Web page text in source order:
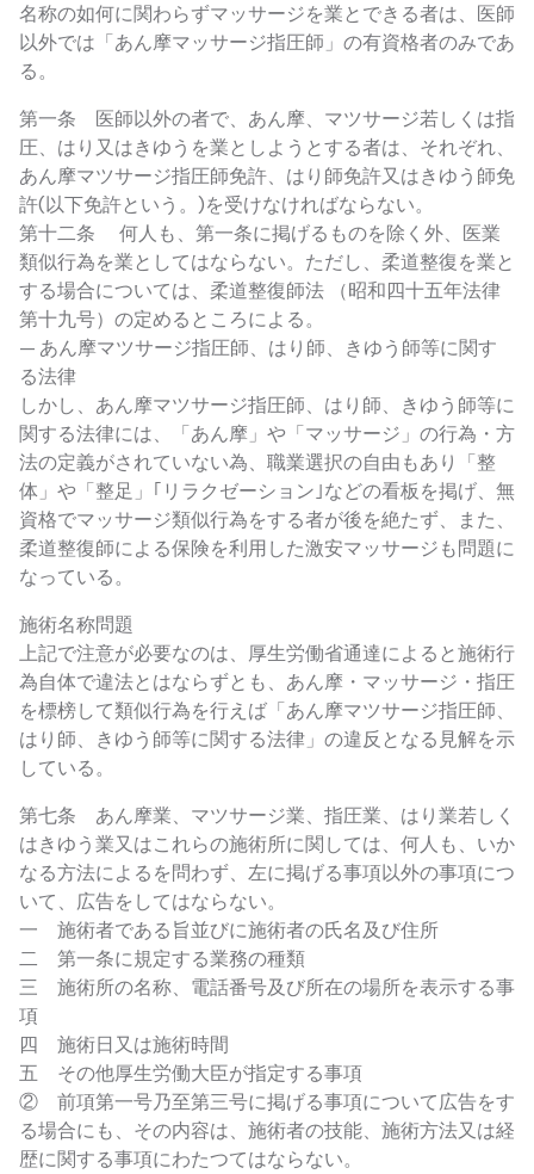
名称の如何に関わらずマッサージを業とできる者は、医師
以外では「あん摩マッサージ指圧師」の有資格者のみであ
る。
第一条 医師以外の者で、あん摩、マツサージ若しくは指
圧、はり又はきゆうを業としようとする者は、それぞれ、
あん摩マツサージ指圧師免許、はり師免許又はきゆう師免
許(以下免許という。)を受けなければならない。
第十二条 何人も、第一条に掲げるものを除く外、医業
類似行為を業としてはならない。ただし、柔道整復を業と
する場合については、柔道整復師法 （昭和四十五年法律
第十九号）の定めるところによる。
— あん摩マツサージ指圧師、はり師、きゆう師等に関す
る法律
しかし、あん摩マツサージ指圧師、はり師、きゆう師等に
関する法律には、「あん摩」や「マッサージ」の行為・方
法の定義がされていない為、職業選択の自由もあり「整
体」や「整足」｢リラクゼーション｣などの看板を掲げ、無
資格でマッサージ類似行為をする者が後を絶たず、また、
柔道整復師による保険を利用した激安マッサージも問題に
なっている。
施術名称問題
上記で注意が必要なのは、厚生労働省通達によると施術行
為自体で違法とはならずとも、あん摩・マッサージ・指圧
を標榜して類似行為を行えば「あん摩マツサージ指圧師、
はり師、きゆう師等に関する法律」の違反となる見解を示
している。
第七条 あん摩業、マツサージ業、指圧業、はり業若しく
はきゆう業又はこれらの施術所に関しては、何人も、いか
なる方法によるを問わず、左に掲げる事項以外の事項につ
いて、広告をしてはならない。
一 施術者である旨並びに施術者の氏名及び住所
二 第一条に規定する業務の種類
三 施術所の名称、電話番号及び所在の場所を表示する事
項
四 施術日又は施術時間
五 その他厚生労働大臣が指定する事項
② 前項第一号乃至第三号に掲げる事項について広告をす
る場合にも、その内容は、施術者の技能、施術方法又は経
歴に関する事項にわたつてはならない。